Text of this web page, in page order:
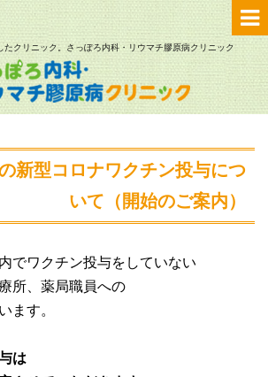
クリニック。さっぽろ内科・リウマチ膠原病クリニック
新型コロナワクチン投与につ
いて（開始のご案内）
でワクチン投与をしていない
所、薬局職員への
ます。
は